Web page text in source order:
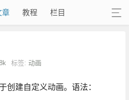
章 教程 栏目
标签: 动画
建自定义动画。语法：